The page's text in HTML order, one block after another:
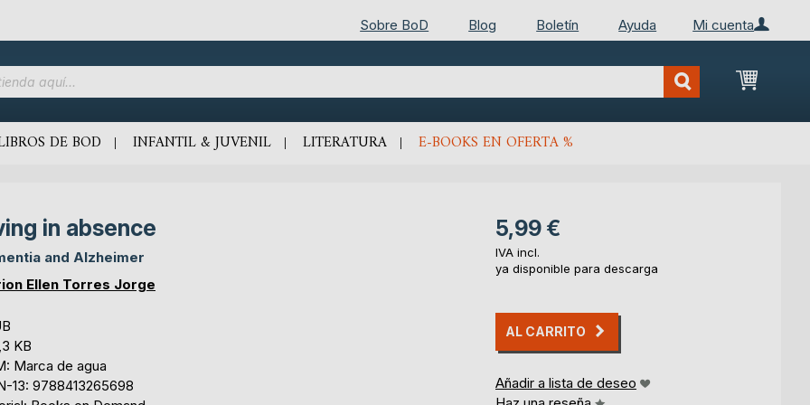
Mi cuenta
Sobre BoD Blog Boletín Ayuda
Mi
DE BOD INFANTIL & JUVENIL LITERATURA E-BOOKS EN OFERTA %
in absence
and Alzheimer
Ellen Torres Jorge
KB
Marca de agua
13: 9788413265698
5,99 €
IVA incl.
ya disponible para descarga
AL CARRITO
Añadir a lista de deseo